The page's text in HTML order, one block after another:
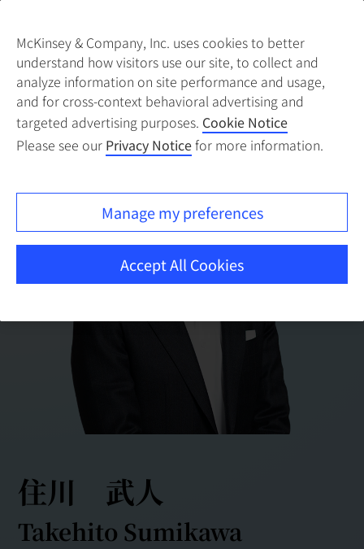
住川 武人
Takehito Sumikawa
McKinsey & Company, Inc. uses cookies to better
understand how visitors use our site, to collect and
analyze information on site performance and usage,
and for cross-context behavioral advertising and
targeted advertising purposes. Cookie Notice
Please see our Privacy Noticefor more information.
Manage my preferences
Accept All Cookies